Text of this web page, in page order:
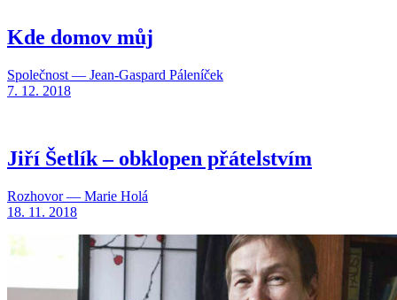
Kde domov můj
Společnost — Jean-Gaspard Páleníček
7. 12. 2018
Jiří Šetlík – obklopen přátelstvím
Rozhovor — Marie Holá
18. 11. 2018